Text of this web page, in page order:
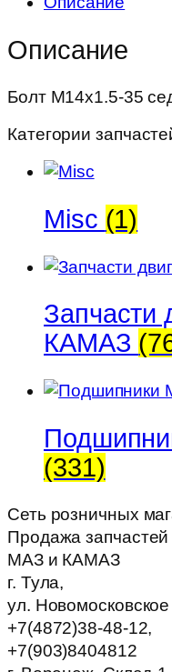
Описание
Болт М14х1.5-35
Категории
Misc (1)
Запчасти
КАМАЗ
(331)
Сеть розничных
Продажа
МАЗ и КАМАЗ
г. Тула,
ул.
+7(4872)38-48-12,
+7(903)8404812